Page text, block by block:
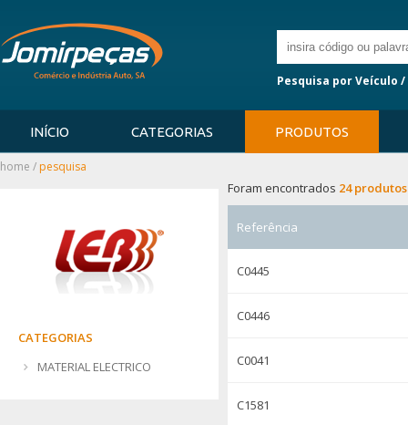
Pesquisa por Veículo
INÍCIO CATEGORIAS PRODUTOS
home / pesquisa
CATEGORIAS
MATERIAL ELECTRICO
Foram encontrados 24 produtos
Referência
C0445
C0446
C0041
C1581